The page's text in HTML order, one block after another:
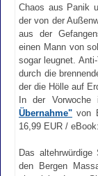
Chaos aus Panik
der von der
aus der
einen Mann von
sogar leugnet.
durch die
der die Hölle auf
In der
Übernahme" von
16,99 EUR /
Das
den Bergen